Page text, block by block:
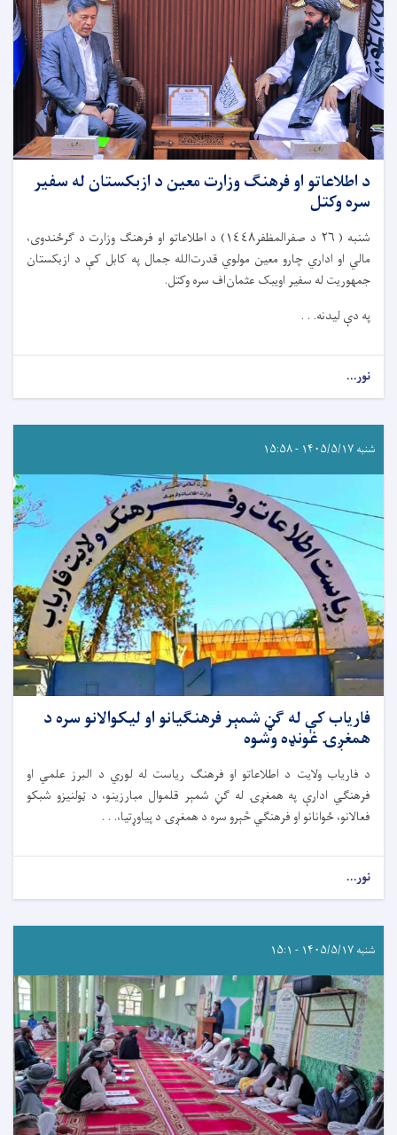
د اطلاعاتو او فرهنګ وزارت معین د ازبکستان له سفیر
سره وکتل
شنبه ( ٢٦ د صفرالمظفر١٤٤٨) د اطلاعاتو او فرهنګ وزارت د ګرځندوی،
مالي او اداري چارو معین مولوي قدرت‌الله جمال په کابل کې د ازبکستان
جمهوریت له سفیر اویبک عثمان‌اف سره وکتل.
په دې لیدنه. . .
نور...
شنبه ۱۴۰۵/۵/۱۷ - ۱۵:۵۸
فاریاب کې له ګڼ شمېر فرهنګیانو او لیکوالانو سره د
همغږۍ غونډه وشوه
د فاریاب ولایت د اطلاعاتو او فرهنګ ریاست له لوري د البرز علمي او
فرهنګي ادارې په همغږۍ له ګڼ شمېر قلموال مبارزینو، د ټولنیزو شبکو
فعالانو، ځوانانو او فرهنګي څېرو سره د همغږۍ د پیاوړتیا،. . .
نور...
شنبه ۱۴۰۵/۵/۱۷ - ۱۵:۱